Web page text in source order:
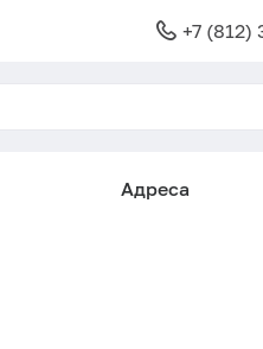
+7 (812)
Адреса